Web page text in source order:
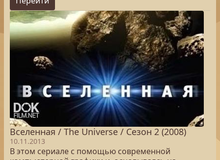
Вселенная / The Universe / Сезон 2 (2008)
10.11.2013
В этом сериале с помощью современной